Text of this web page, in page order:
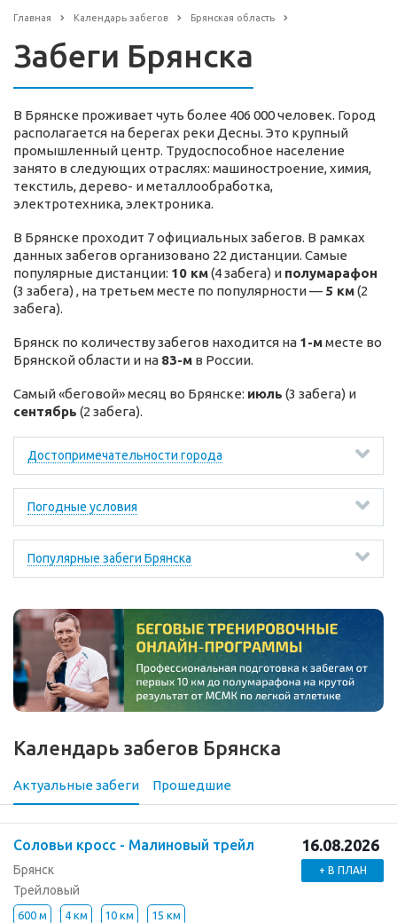
Главная Календарь забегов Брянская область
Забеги Брянска
В Брянске проживает чуть более 406 000 человек. Город
располагается на берегах реки Десны. Это крупный
промышленный центр. Трудоспособное население
занято в следующих отраслях: машиностроение, химия,
текстиль, дерево- и металлообработка,
электротехника, электроника.
В Брянске проходит 7 официальных забегов. В рамках
данных забегов организовано 22 дистанции. Самые
популярные дистанции: 10 км(4 забега) и полумарафон
(3 забега) , на третьем месте по популярности — 5 км(2
забега).
Брянск по количеству забегов находится на 1-мместе во
Брянской области и на 83-м в России.
Самый «беговой» месяц во Брянске: июль (3 забега) и
сентябрь (2 забега).
Достопримечательности города
Погодные условия
Популярные забеги Брянска
Календарь забегов Брянска
Актуальные забеги Прошедшие
Соловьи кросс - Малиновый трейл
Брянск
Трейловый
600 м 4 км 10 км 15 км
16.08.2026
+ В ПЛАН